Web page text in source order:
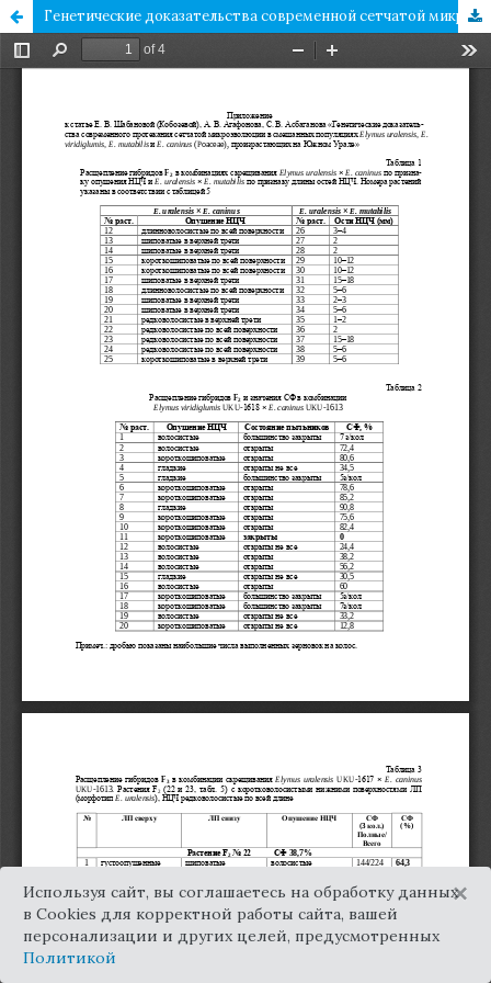
Генетические доказательства современной сетчатой микроэволюции в смешанных популяциях Elymus uralensis, E. viridiglumis, E. mutabilis и E. caninus (Poaceae) на Южном Урале
Используя сайт, вы соглашаетесь на обработку данных
в Cookies для корректной работы сайта, вашей
персонализации и других целей, предусмотренных
Политикой
×